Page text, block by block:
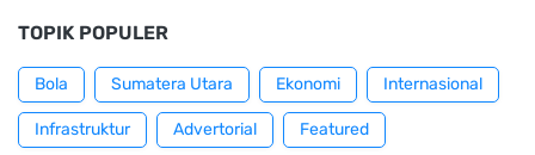
TOPIK POPULER
Bola Sumatera Utara Ekonomi Internasional
Infrastruktur Advertorial Featured